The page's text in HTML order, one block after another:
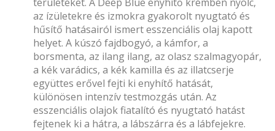
az ízületekre és izmokra gyakorolt nyugtató és
hűsítő hatásairól ismert esszenciális olaj kapott
helyet. A kúszó fajdbogyó, a kámfor, a
borsmenta, az ilang ilang, az olasz szalmagyopár,
a kék varádics, a kék kamilla és az illatcserje
együttes erővel fejti ki enyhítő hatását,
különösen intenzív testmozgás után. Az
esszenciális olajok fiatalító és nyugtató hatást
fejtenek ki a hátra, a lábszárra és a lábfejekre.